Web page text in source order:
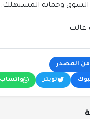
السوق وحماية المستهلك.
غالب
من المصدر
تويتر واتساب